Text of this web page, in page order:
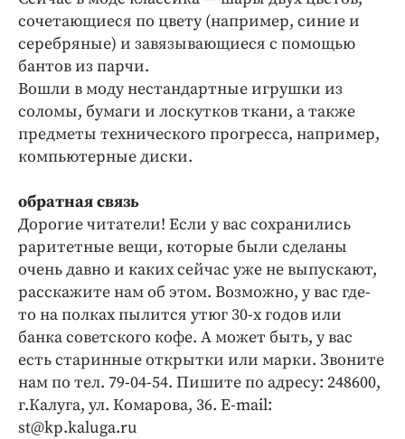
сочетающиеся по цвету (например, синие и
серебряные) и завязывающиеся с помощью
бантов из парчи.
Вошли в моду нестандартные игрушки из
соломы, бумаги и лоскутков ткани, а также
предметы технического прогресса, например,
компьютерные диски.
обратная связь
Дорогие читатели! Если у вас сохранились
раритетные вещи, которые были сделаны
очень давно и каких сейчас уже не выпускают,
расскажите нам об этом. Возможно, у вас где-
то на полках пылится утюг 30-х годов или
банка советского кофе. А может быть, у вас
есть старинные открытки или марки. Звоните
нам по тел. 79-04-54. Пишите по адресу: 248600,
г.Калуга, ул. Комарова, 36. E-mail:
st@kp.kaluga.ru